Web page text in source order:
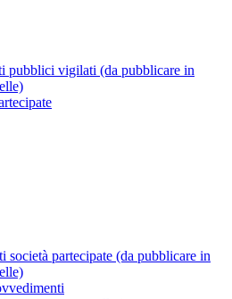
pubblici vigilati (da pubblicare in
società partecipate (da pubblicare in